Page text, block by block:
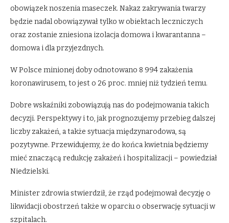
obowiązek noszenia maseczek. Nakaz zakrywania twarzy
będzie nadal obowiązywał tylko w obiektach leczniczych
oraz zostanie zniesiona izolacja domowa i kwarantanna –
domowa i dla przyjezdnych.
W Polsce minionej doby odnotowano 8 994 zakażenia
koronawirusem, to jest o 26 proc. mniej niż tydzień temu.
Dobre wskaźniki zobowiązują nas do podejmowania takich
decyzji. Perspektywy i to, jak prognozujemy przebieg dalszej
liczby zakażeń, a także sytuacja międzynarodowa, są
pozytywne. Przewidujemy, że do końca kwietnia będziemy
mieć znaczącą redukcję zakażeń i hospitalizacji – powiedział
Niedzielski.
Minister zdrowia stwierdził, że rząd podejmował decyzję o
likwidacji obostrzeń także w oparciu o obserwację sytuacji w
szpitalach.